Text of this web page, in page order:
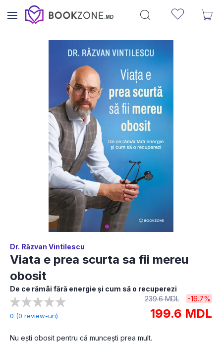
Dr. Răzvan Vintilescu
Viata e prea scurta sa fii mereu
obosit
De ce rămâi fără energie și cum să o recuperezi
0 (0 review-uri)
239.6 MDL -16.7%
199.6 MDL
Nu ești obosit pentru că muncești prea mult.